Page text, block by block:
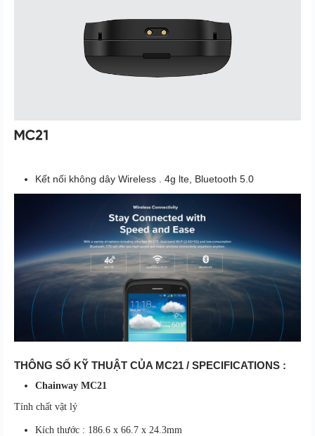
Kết nối không dây Wireless . 4g lte, Bluetooth 5.0
THÔNG SỐ KỸ THUẬT CỦA MC21 / SPECIFICATIONS :
Chainway MC21
Tính chất vật lý
Kích thước : 186.6 x 66.7 x 24.3mm